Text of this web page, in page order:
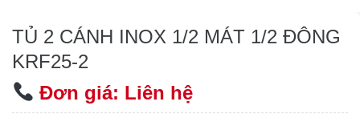
TỦ 2 CÁNH INOX 1/2 MÁT 1/2 ĐÔNG
KRF25-2
Đơn giá: Liên hệ